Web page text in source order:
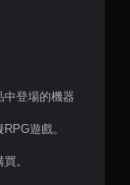
登場的機器
遊戲。
。